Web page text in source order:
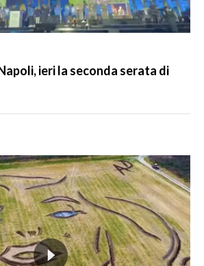
ieri la seconda serata di